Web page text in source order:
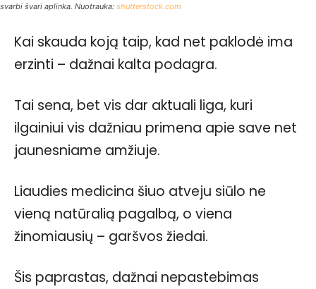
svarbi švari aplinka. Nuotrauka: shutterstock.com
Kai skauda koją taip, kad net paklodė ima
erzinti – dažnai kalta podagra.
Tai sena, bet vis dar aktuali liga, kuri
ilgainiui vis dažniau primena apie save net
jaunesniame amžiuje.
Liaudies medicina šiuo atveju siūlo ne
vieną natūralią pagalbą, o viena
žinomiausių – garšvos žiedai.
Šis paprastas, dažnai nepastebimas